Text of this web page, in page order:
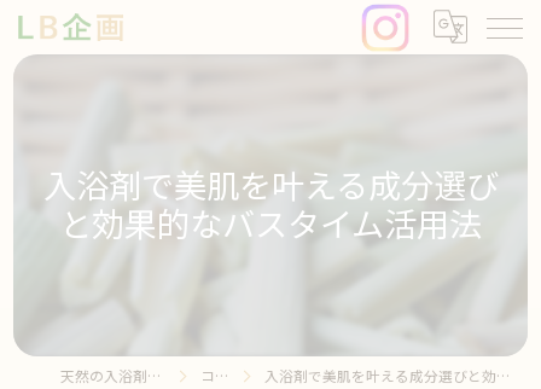
入浴剤で美肌を叶える成分選び
と効果的なバスタイム活用法
天然の入浴剤ならLB企画 コラム 入浴剤で美肌を叶える成分選びと効果的なバスタイム活用法